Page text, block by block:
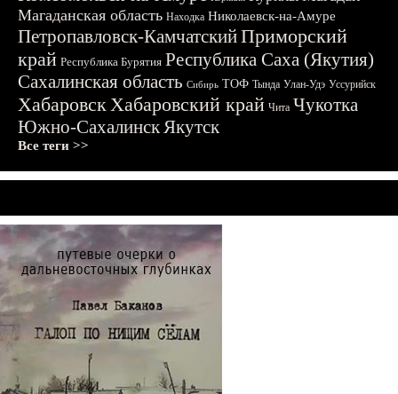
Магаданская область Находка Николаевск-на-Амуре
Петропавловск-КамчатскийПриморский
край Республика Бурятия Республика Саха (Якутия)
Сахалинская область Сибирь ТОФ Тында Улан-Удэ Уссурийск
ХабаровскХабаровский край Чита Чукотка
Южно-СахалинскЯкутск
Все теги >>